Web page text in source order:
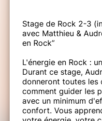
Stage de Rock 2-3
avec Matthieu &
en Rock”
L'énergie en Rock :
Durant ce stage,
donneront toutes les
comment guider les
avec un minimum
confort. Vous